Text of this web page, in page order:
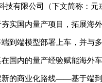
技有限公司（下文简称：
实国内量产项目，拓展海
到端模型部署上车，并与
国内的量产经验赋能海外车
的商业化路线——基于端到